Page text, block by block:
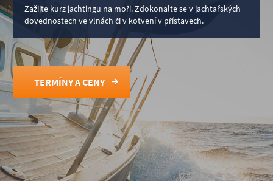
Zažijte kurz jachtingu na moři. Zdokonalte se v jachtařských
dovednostech ve vlnách či v kotvení v přístavech.
TERMÍNY A CENY